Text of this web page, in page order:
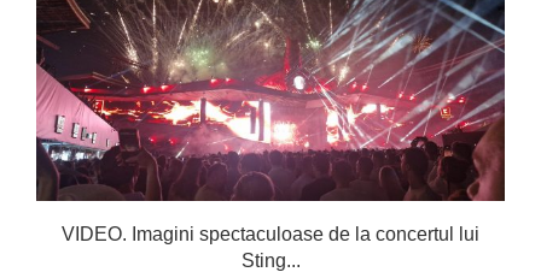
VIDEO. Imagini spectaculoase de la concertul lui
Sting...